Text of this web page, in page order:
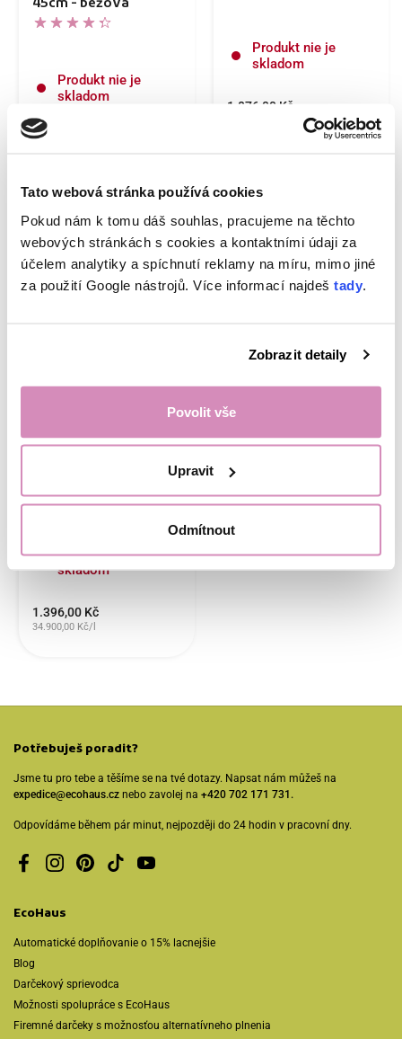
Tato webová stránka používá cookies
Pokud nám k tomu dáš souhlas, pracujeme na těchto
webových stránkách s cookies a kontaktními údaji za
účelem analytiky a spíchnutí reklamy na míru, mimo jiné
za použití Google nástrojů. Více informací najdeš tady
Zobrazit detaily
Povolit vše
Upravit
Odmítnout
45cm - béžová
Produkt nie je
skladom
628,00 Kč
Produkt nie je
skladom
1.876,00 Kč
Voňavá sada 4
Produkt nie je
skladom
1.396,00 Kč
34.900,00 Kč/l
Potřebuješ poradit?
Jsme tu pro tebe a těšíme se na tvé dotazy. Napsat nám můžeš na
expedice@ecohaus.cz nebo zavolej na +420 702 171 731.
Odpovídáme během pár minut, nejpozději do 24 hodin v pracovní dny.
FacebookInstagramPinterestTikTokYouTube
EcoHaus
Automatické doplňovanie o 15% lacnejšie
Blog
Darčekový sprievodca
Možnosti spolupráce s EcoHaus
Firemné darčeky s možnosťou alternatívneho plnenia